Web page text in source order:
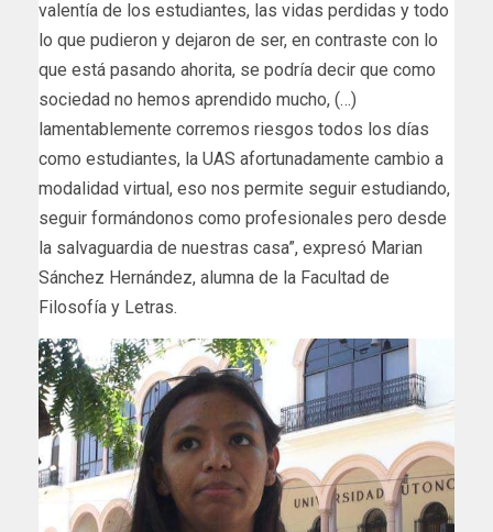
valentía de los estudiantes, las vidas perdidas y todo
lo que pudieron y dejaron de ser, en contraste con lo
que está pasando ahorita, se podría decir que como
sociedad no hemos aprendido mucho, (…)
lamentablemente corremos riesgos todos los días
como estudiantes, la UAS afortunadamente cambio a
modalidad virtual, eso nos permite seguir estudiando,
seguir formándonos como profesionales pero desde
la salvaguardia de nuestras casa”, expresó Marian
Sánchez Hernández, alumna de la Facultad de
Filosofía y Letras.